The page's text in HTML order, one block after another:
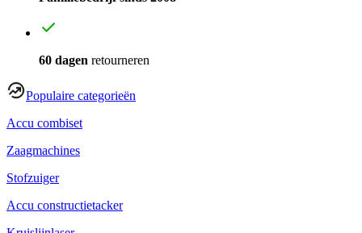
60 dagen retourneren
Populaire categorieën
Accu combiset
Zaagmachines
Stofzuiger
Accu constructietacker